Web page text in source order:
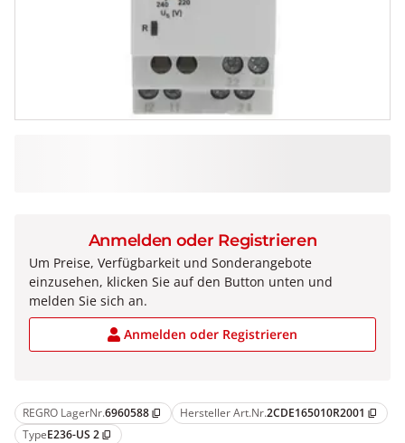
REGRO LagerNr.6960588 content_copy Hersteller Art.Nr.2CDE165010R2001 content_copy
TypeE236-US 2 content_copy
Anmelden oder Registrieren
Um Preise, Verfügbarkeit und Sonderangebote
einzusehen, klicken Sie auf den Button unten und
melden Sie sich an.
Anmelden oder Registrieren